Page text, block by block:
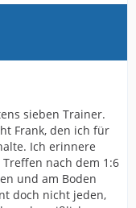
sieben Trainer.
Frank, den ich für
Ich erinnere
nach dem 1:6
und am Boden
doch nicht jeden,